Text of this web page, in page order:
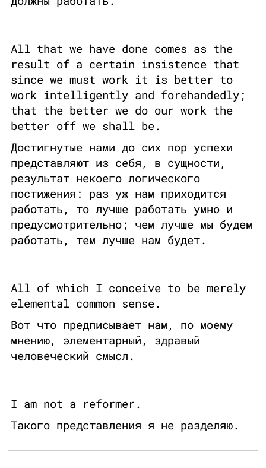
All that we have done comes as the
result of a certain insistence that
since we must work it is better to
work intelligently and forehandedly;
that the better we do our work the
better off we shall be.
Достигнутые нами до сих пор успехи
представляют из себя, в сущности,
результат некоего логического
постижения: раз уж нам приходится
работать, то лучше работать умно и
предусмотрительно; чем лучше мы будем
работать, тем лучше нам будет.
All of which I conceive to be merely
elemental common sense.
Вот что предписывает нам, по моему
мнению, элементарный, здравый
человеческий смысл.
I am not a reformer.
Такого представления я не разделяю.